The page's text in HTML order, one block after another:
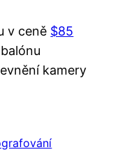
v ceně $85
kamery